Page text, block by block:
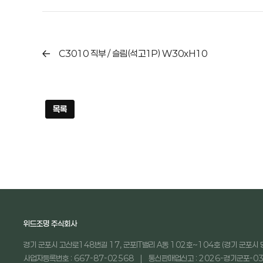
C3010 직부 / 슬림(석고1P) W30xH10
목록
위드조명 주식회사
경기 군포시 고산로148번길 17, 군포IT밸리 A동 102호~104호 (경기 군포시
사업자등록번호 : 667-87-02568
통신판매업신고 : 2026-경기군포-